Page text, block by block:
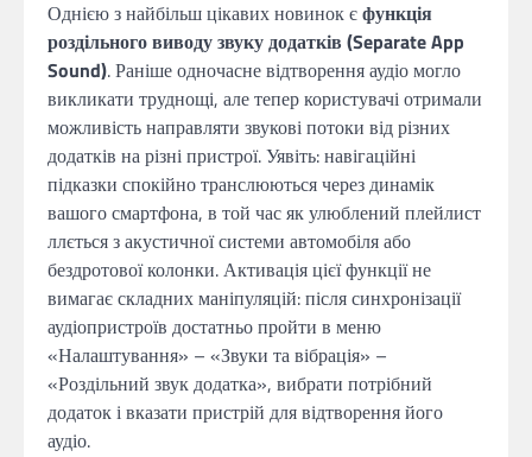
Однією з найбільш цікавих новинок єфункція
роздільного виводу звуку додатків (Separate App
Sound). Раніше одночасне відтворення аудіо могло
викликати труднощі, але тепер користувачі отримали
можливість направляти звукові потоки від різних
додатків на різні пристрої. Уявіть: навігаційні
підказки спокійно транслюються через динамік
вашого смартфона, в той час як улюблений плейлист
ллється з акустичної системи автомобіля або
бездротової колонки. Активація цієї функції не
вимагає складних маніпуляцій: після синхронізації
аудіопристроїв достатньо пройти в меню
«Налаштування» – «Звуки та вібрація» –
«Роздільний звук додатка», вибрати потрібний
додаток і вказати пристрій для відтворення його
аудіо.